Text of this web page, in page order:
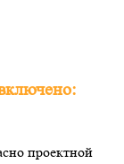
проектной